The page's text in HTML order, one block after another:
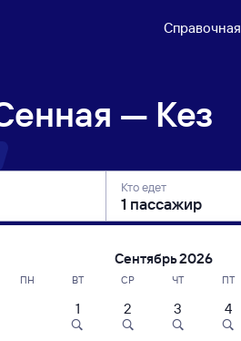
Справочная
— Кез
Кто едет
Сентябрь 2026
ПН ВТ СР ЧТ ПТ
1 2 3 4